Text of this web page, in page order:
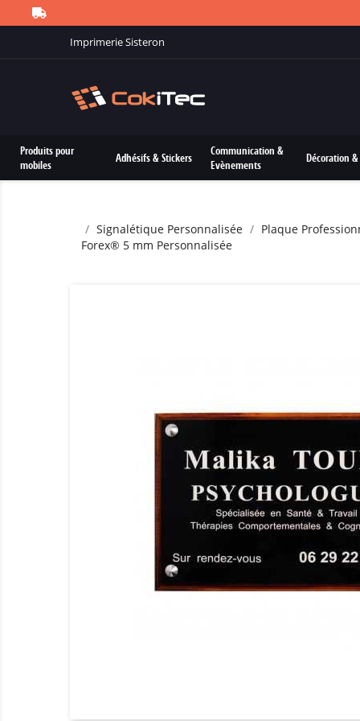
Imprimerie Sisteron
Produits pour
mobiles
Adhésifs & Stickers
Communication &
Evènements
Décoration
Signalétique Personnalisée
Plaque
Forex® 5 mm Personnalisée